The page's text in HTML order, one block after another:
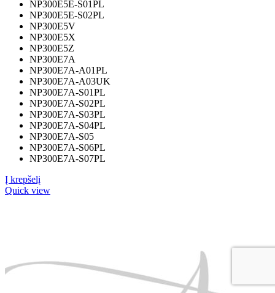
NP300E5E-S01PL
NP300E5E-S02PL
NP300E5V
NP300E5X
NP300E5Z
NP300E7A
NP300E7A-A01PL
NP300E7A-A03UK
NP300E7A-S01PL
NP300E7A-S02PL
NP300E7A-S03PL
NP300E7A-S04PL
NP300E7A-S05
NP300E7A-S06PL
NP300E7A-S07PL
Į krepšelį
Quick view